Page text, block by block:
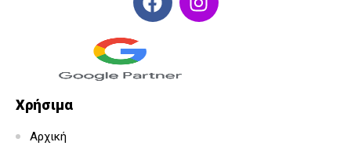
Χρήσιμα
Αρχική